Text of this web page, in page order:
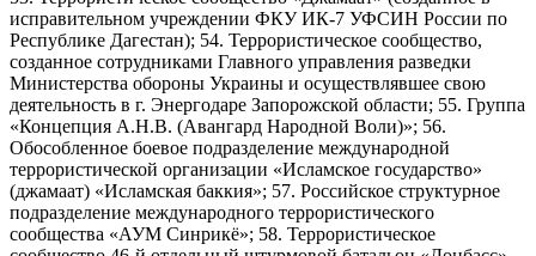
исправительном учреждении ФКУ ИК-7 УФСИН России по
Республике Дагестан); 54. Террористическое сообщество,
созданное сотрудниками Главного управления разведки
Министерства обороны Украины и осуществлявшее свою
деятельность в г. Энергодаре Запорожской области; 55. Группа
«Концепция А.Н.В. (Авангард Народной Воли)»; 56.
Обособленное боевое подразделение международной
террористической организации «Исламское государство»
(джамаат) «Исламская баккия»; 57. Российское структурное
подразделение международного террористического
сообщества «АУМ Синрикё»; 58. Террористическое